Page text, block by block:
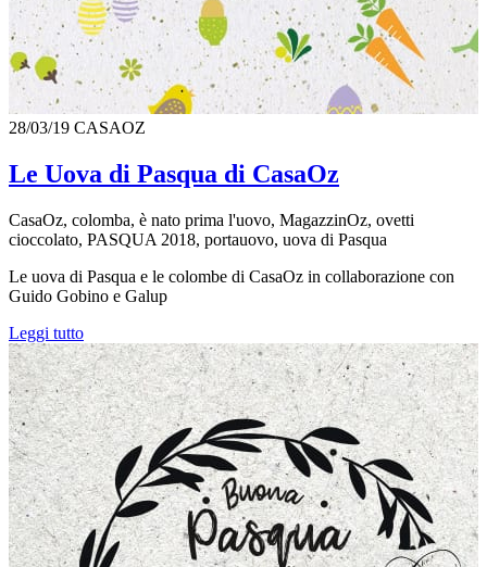
28/03/19 CASAOZ
Le Uova di Pasqua di CasaOz
CasaOz, colomba, è nato prima l'uovo, MagazzinOz, ovetti
cioccolato, PASQUA 2018, portauovo, uova di Pasqua
Le uova di Pasqua e le colombe di CasaOz in collaborazione con
Guido Gobino e Galup
Leggi tutto